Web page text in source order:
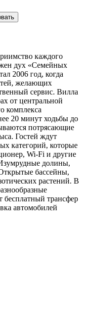
каждого
дух «Семейных
2006 год, когда
желающих
сервис. Вилла
от центральной
комплекса
20 минут ходьбы до
потрясающие
Гостей ждут
категорий, которые
Wi-Fi и другие
долины,
бассейны,
растений. В
бесплатный трансфер
автомобилей